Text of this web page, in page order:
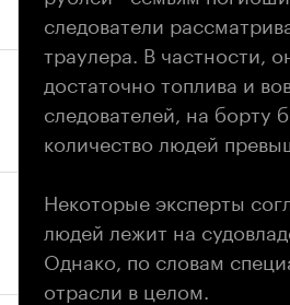
следователи
траулера. В частности,
достаточно топлива и
следователей, на борту
количество людей
Некоторые эксперты
людей лежит на
Однако, по словам
отрасли в целом.